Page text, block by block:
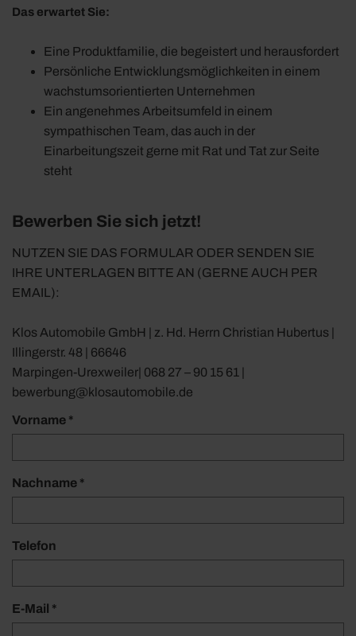
Das erwartet Sie:
Eine Produktfamilie, die begeistert und herausfordert
Persönliche Entwicklungsmöglichkeiten in einem
wachstumsorientierten Unternehmen
Ein angenehmes Arbeitsumfeld in einem
sympathischen Team, das auch in der
Einarbeitungszeit gerne mit Rat und Tat zur Seite
steht
Bewerben Sie sich jetzt!
NUTZEN SIE DAS FORMULAR ODER SENDEN SIE
IHRE UNTERLAGEN BITTE AN (GERNE AUCH PER
EMAIL):
Klos Automobile GmbH | z. Hd. Herrn Christian Hubertus |
Illingerstr. 48 | 66646
Marpingen-Urexweiler| 068 27 – 90 15 61 |
bewerbung@klosautomobile.de
Vorname *
Nachname *
Telefon
E-Mail *